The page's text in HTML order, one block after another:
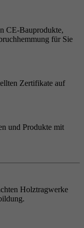
CE-Bauprodukte,
für Sie
Zertifikate auf
und Produkte mit
Holztragwerke